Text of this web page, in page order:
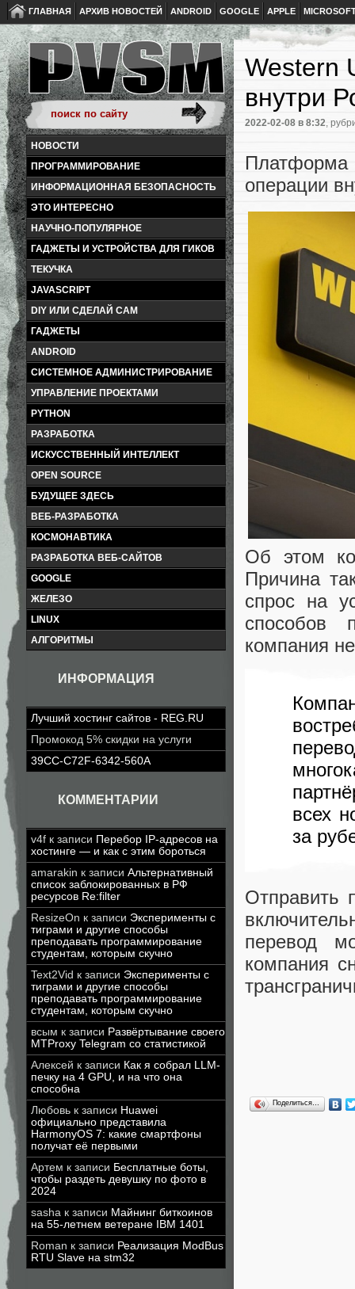
ГЛАВНАЯ АРХИВ НОВОСТЕЙ ANDROID GOOGLE APPLE
НОВОСТИ
ПРОГРАММИРОВАНИЕ
ИНФОРМАЦИОННАЯ БЕЗОПАСНОСТЬ
ЭТО ИНТЕРЕСНО
НАУЧНО-ПОПУЛЯРНОЕ
ГАДЖЕТЫ И УСТРОЙСТВА ДЛЯ ГИКОВ
ТЕКУЧКА
JAVASCRIPT
DIY ИЛИ СДЕЛАЙ САМ
ГАДЖЕТЫ
ANDROID
СИСТЕМНОЕ АДМИНИСТРИРОВАНИЕ
УПРАВЛЕНИЕ ПРОЕКТАМИ
PYTHON
РАЗРАБОТКА
ИСКУССТВЕННЫЙ ИНТЕЛЛЕКТ
OPEN SOURCE
БУДУЩЕЕ ЗДЕСЬ
ВЕБ-РАЗРАБОТКА
КОСМОНАВТИКА
РАЗРАБОТКА ВЕБ-САЙТОВ
GOOGLE
ЖЕЛЕЗО
LINUX
АЛГОРИТМЫ
ИНФОРМАЦИЯ
Лучший хостинг сайтов - REG.RU
Промокод 5% скидки на услуги
39CC-C72F-6342-560A
КОММЕНТАРИИ
v4f к записи Перебор IP-адресов на
хостинге — и как с этим бороться
amarakin к записи Альтернативный
список заблокированных в РФ
ресурсов Re:filter
ResizeOn к записи Эксперименты с
тиграми и другие способы
преподавать программирование
студентам, которым скучно
Text2Vid к записи Эксперименты с
тиграми и другие способы
преподавать программирование
студентам, которым скучно
всым к записи Развёртывание своего
MTProxy Telegram со статистикой
Алексей к записи Как я собрал LLM-
печку на 4 GPU, и на что она
способна
Любовь к записи Huawei
официально представила
HarmonyOS 7: какие смартфоны
получат её первыми
Артем к записи Бесплатные боты,
чтобы раздеть девушку по фото в
2024
sasha к записи Майнинг биткоинов
на 55-летнем ветеране IBM 1401
Roman к записи Реализация ModBus
RTU Slave на stm32
Western
внутри
2022-02-08 в 8:32,
Платформа
операции
Об этом
Причина
спрос на
способов
компания
всех
за
Отправить
перевод
компания
Поделиться…